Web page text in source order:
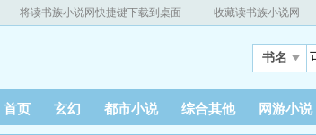
将读书族小说网快捷键下载到桌面 收藏读书族小说网
书名
首页 玄幻 都市小说 综合其他 网游小说